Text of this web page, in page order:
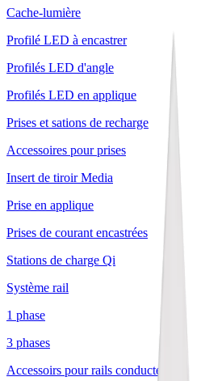
Cache-lumière
Profilé LED à encastrer
Profilés LED d'angle
Profilés LED en applique
Prises et sations de recharge
Accessoires pour prises
Insert de tiroir Media
Prise en applique
Prises de courant encastrées
Stations de charge Qi
Système rail
1 phase
3 phases
Accessoirs pour rails conducteurs